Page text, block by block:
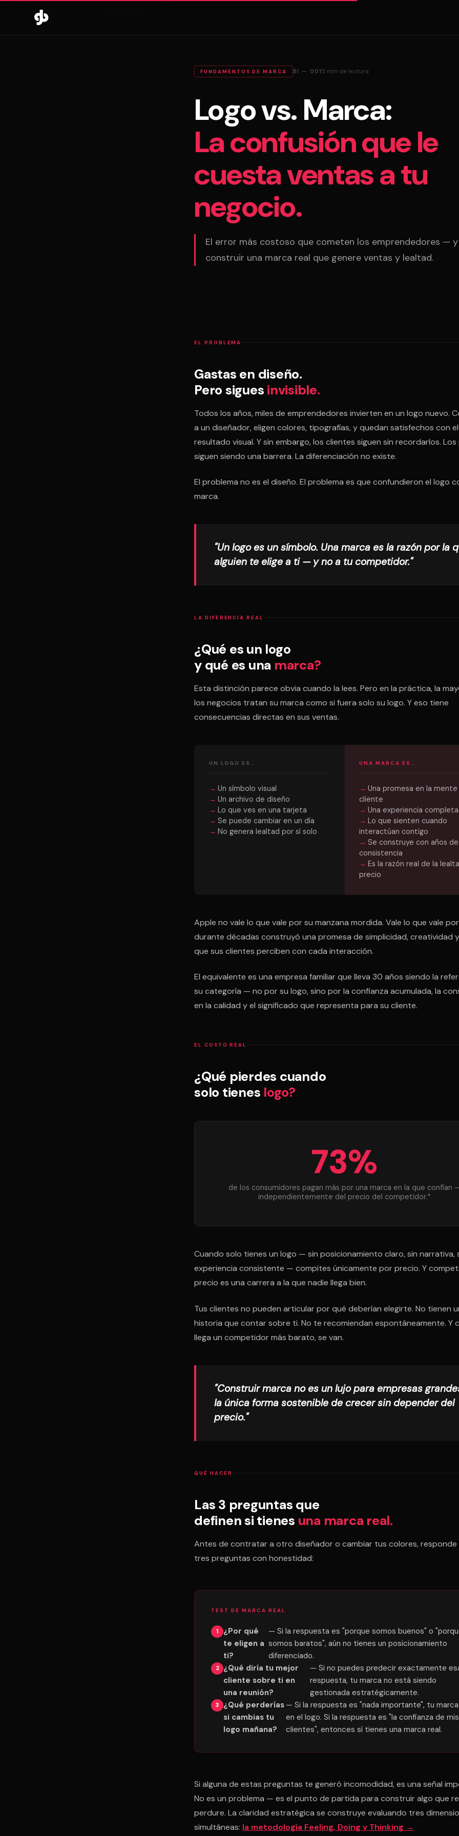
Inicio
FUNDAMENTOS DE MARCA BI — 001 5 min de lectura
Logo vs. Marca:
La confusión que le
cuesta ventas a tu
negocio.
El error más costoso que cometen los emprendedores —
construir una marca real que genere ventas y lealtad.
EL PROBLEMA
Gastas en diseño.
Pero sigues invisible.
Todos los años, miles de emprendedores invierten en un logo nuevo.
a un diseñador, eligen colores, tipografías, y quedan satisfechos con el
resultado visual. Y sin embargo, los clientes siguen sin recordarlos.
siguen siendo una barrera. La diferenciación no existe.
El problema no es el diseño. El problema es que confundieron el logo
marca.
"Un logo es un símbolo. Una marca es la razón por la
alguien te elige a ti — y no a tu competidor."
LA DIFERENCIA REAL
¿Qué es un logo
y qué es una marca?
Esta distinción parece obvia cuando la lees. Pero en la práctica, la
los negocios tratan su marca como si fuera solo su logo. Y eso tiene
consecuencias directas en sus ventas.
UN LOGO ES…
Un símbolo visual
Un archivo de diseño
Lo que ves en una tarjeta
Se puede cambiar en un día
No genera lealtad por sí solo
UNA MARCA ES…
Una promesa en la mente
cliente
Una experiencia completa
Lo que sienten cuando
interactúan contigo
Se construye con años de
consistencia
Es la razón real de la
precio
Apple no vale lo que vale por su manzana mordida. Vale lo que vale
durante décadas construyó una promesa de simplicidad, creatividad
que sus clientes perciben con cada interacción.
El equivalente es una empresa familiar que lleva 30 años siendo la
su categoría — no por su logo, sino por la confianza acumulada, la
en la calidad y el significado que representa para su cliente.
EL COSTO REAL
¿Qué pierdes cuando
solo tienes logo?
73%
de los consumidores pagan más por una marca en la que confían
independientemente del precio del competidor.*
Cuando solo tienes un logo — sin posicionamiento claro, sin narrativa,
experiencia consistente — compites únicamente por precio. Y
precio es una carrera a la que nadie llega bien.
Tus clientes no pueden articular por qué deberían elegirte. No tienen
historia que contar sobre ti. No te recomiendan espontáneamente. Y
llega un competidor más barato, se van.
"Construir marca no es un lujo para empresas
la única forma sostenible de crecer sin depender del
precio."
QUÉ HACER
Las 3 preguntas que
definen si tienes una marca real.
Antes de contratar a otro diseñador o cambiar tus colores, responde
tres preguntas con honestidad:
TEST DE MARCA REAL
¿Por qué
te eligen a
ti?
— Si la respuesta es "porque somos buenos" o
somos baratos", aún no tienes un posicionamiento
diferenciado.
¿Qué diría tu mejor
cliente sobre ti en
una reunión?
— Si no puedes predecir exactamente
respuesta, tu marca no está siendo
gestionada estratégicamente.
¿Qué perderías
si cambias tu
logo mañana?
— Si la respuesta es "nada importante", tu
en el logo. Si la respuesta es "la confianza de mis
clientes", entonces sí tienes una marca real.
Si alguna de estas preguntas te generó incomodidad, es una señal
No es un problema — es el punto de partida para construir algo que
perdure. La claridad estratégica se construye evaluando tres
simultáneas: la metodología Feeling, Doing y Thinking →